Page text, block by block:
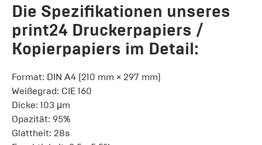
Die Spezifikationen unseres
print24 Druckerpapiers /
Kopierpapiers im Detail:
Format: DIN A4 (210 mm × 297 mm)
Weißegrad: CIE 160
Dicke: 103 μm
Opazität: 95%
Glattheit: 28s